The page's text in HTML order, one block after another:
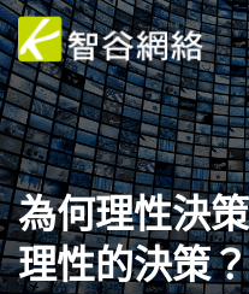
為何理性決
理性的決策？